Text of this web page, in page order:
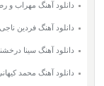
دانلود آهنگ مهراب و
دانلود آهنگ فردین
دانلود آهنگ سینا
دانلود آهنگ محمد